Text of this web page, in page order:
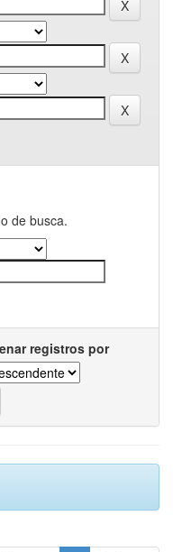
de busca.
registros por